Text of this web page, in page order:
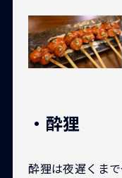
・酔狸
酔狸は夜遅くま